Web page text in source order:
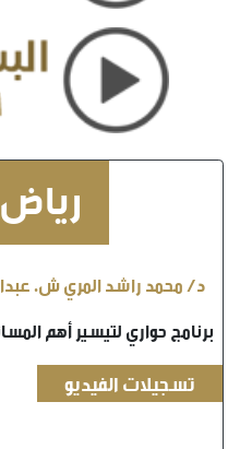
د/ محمد راشد المري ش.
برنامج حواري لتيسير أهم
تسجيلات الفيديو